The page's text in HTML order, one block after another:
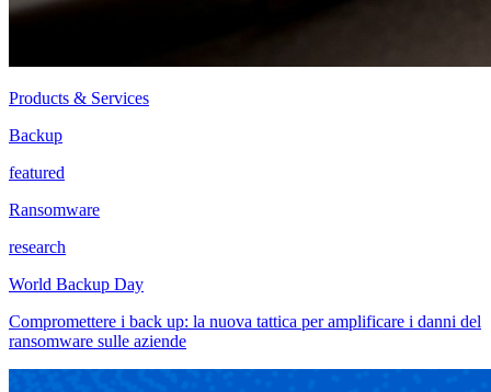
Products & Services
Backup
featured
Ransomware
research
World Backup Day
Compromettere i back up: la nuova tattica per amplificare i danni del
ransomware sulle aziende